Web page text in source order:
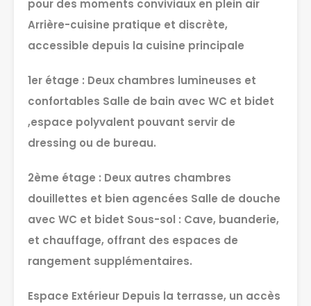
pour des moments conviviaux en plein air
Arrière-cuisine pratique et discrète,
accessible depuis la cuisine principale
1er étage : Deux chambres lumineuses et
confortables Salle de bain avec WC et bidet
,espace polyvalent pouvant servir de
dressing ou de bureau.
2ème étage : Deux autres chambres
douillettes et bien agencées Salle de douche
avec WC et bidet Sous-sol : Cave, buanderie,
et chauffage, offrant des espaces de
rangement supplémentaires.
Espace Extérieur Depuis la terrasse, un accès